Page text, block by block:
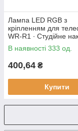
Лампа LED RGB з
кріпленням для
WR-R1 ∙ Студійне
світло 3000-7000K
В наявності 333 од.
400,64 ₴
Купити